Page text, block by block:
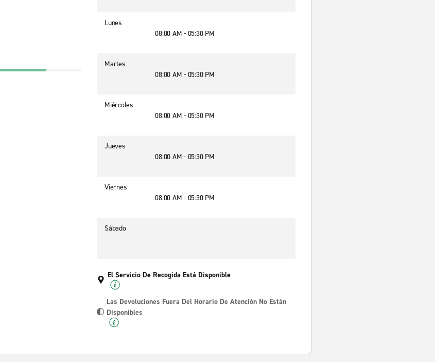
Lunes
08:00 AM - 05:30 PM
Martes
08:00 AM - 05:30 PM
Miércoles
08:00 AM - 05:30 PM
Jueves
08:00 AM - 05:30 PM
Viernes
08:00 AM - 05:30 PM
Sábado
-
El Servicio De Recogida Está Disponible
Las Devoluciones Fuera Del Horario De Atención No Están
Disponibles